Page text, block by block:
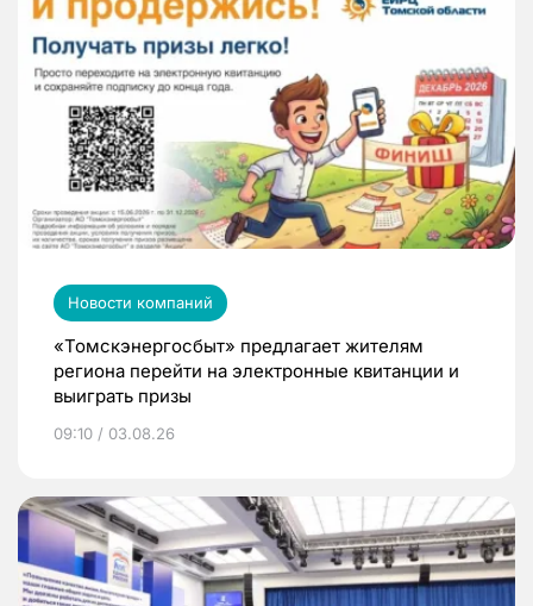
Новости компаний
«Томскэнергосбыт» предлагает жителям
региона перейти на электронные квитанции и
выиграть призы
09:10 / 03.08.26